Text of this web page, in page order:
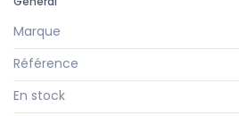
Marque
Référence
En stock